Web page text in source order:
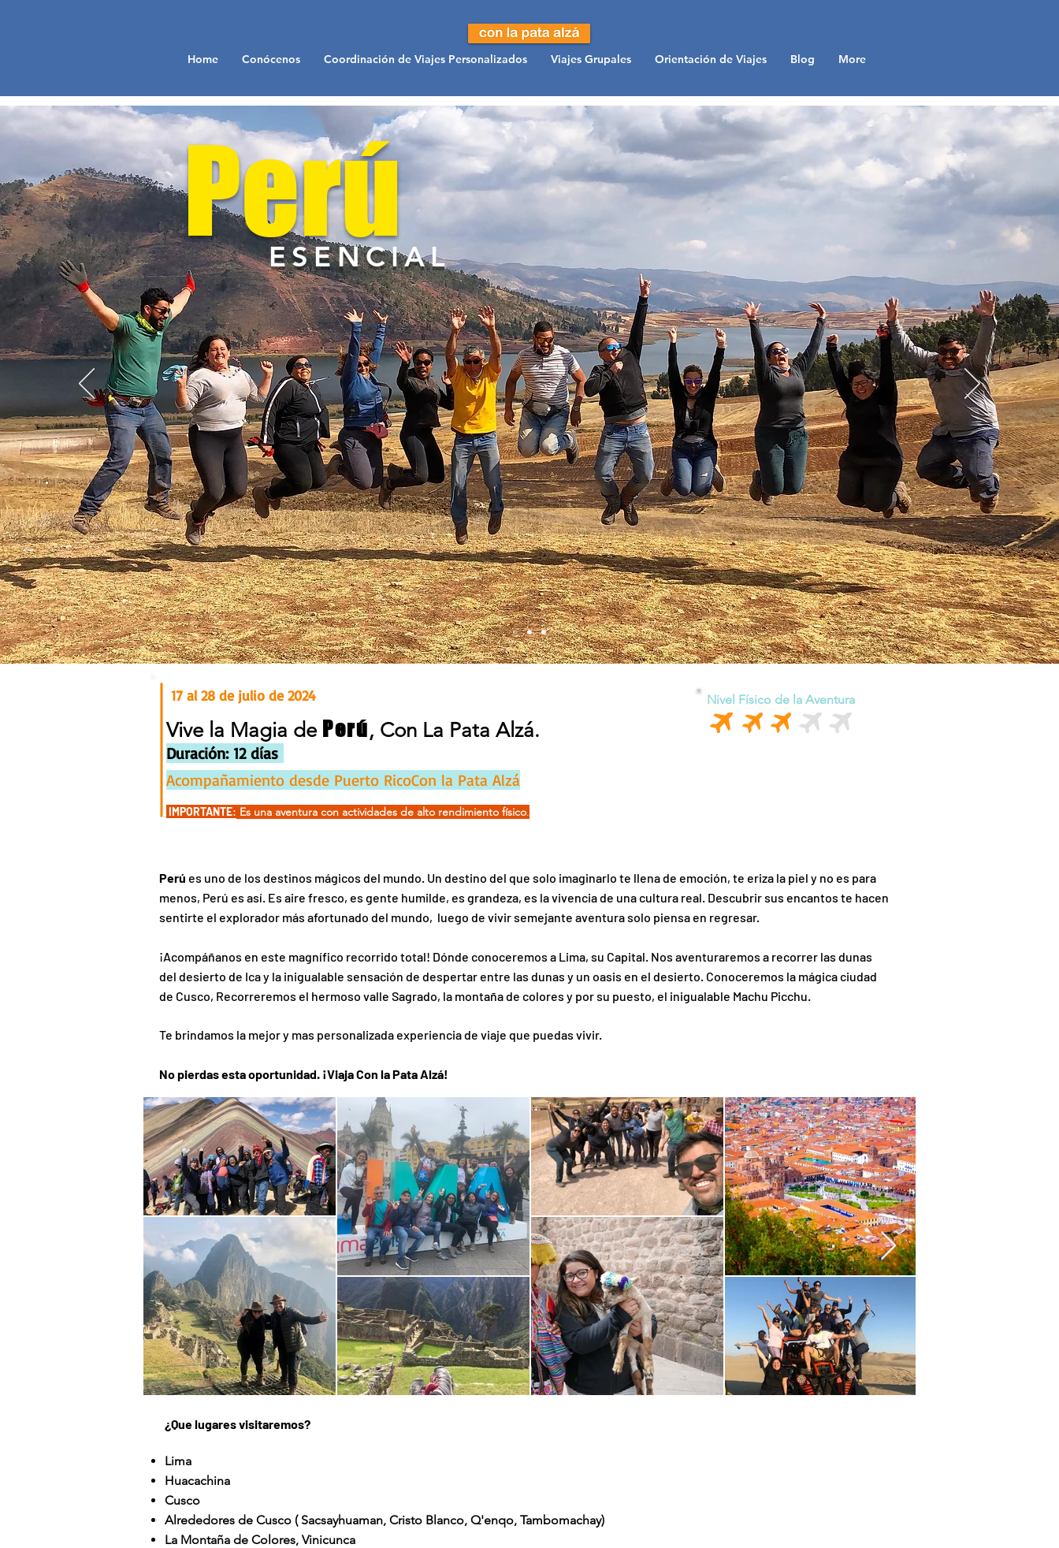
Home Conócenos Coordinación de Viajes Personalizados Viajes Grupales Orientación de Viajes Blog More
Perú
ESENCIAL
17 al 28 de julio de 2024
Vive la Magia de Perú, Con La Pata Alzá.
Duración: 12 días
Acompañamiento desde Puerto RicoCon la Pata Alzá
IMPORTANTE: Es una aventura con actividades de alto rendimiento físico.
Nivel Físico de la Aventura
Perú es uno de los destinos mágicos del mundo. Un destino del que solo imaginarlo te llena de emoción, te eriza la piel y no es para
menos, Perú es así. Es aire fresco, es gente humilde, es grandeza, es la vivencia de una cultura real. Descubrir sus encantos te hacen
sentirte el explorador más afortunado del mundo, luego de vivir semejante aventura solo piensa en regresar.
¡Acompáñanos en este magnífico recorrido total! Dónde conoceremos a Lima, su Capital. Nos aventuraremos a recorrer las dunas
del desierto de Ica y la inigualable sensación de despertar entre las dunas y un oasis en el desierto. Conoceremos la mágica ciudad
de Cusco, Recorreremos el hermoso valle Sagrado, la montaña de colores y por su puesto, el inigualable Machu Picchu.
Te brindamos la mejor y mas personalizada experiencia de viaje que puedas vivir.
No pierdas esta oportunidad. ¡Viaja Con la Pata Alzá!
¿Que lugares visitaremos?
Lima
Huacachina
Cusco
Alrededores de Cusco ( Sacsayhuaman, Cristo Blanco, Q'enqo, Tambomachay)
La Montaña de Colores, Vinicunca